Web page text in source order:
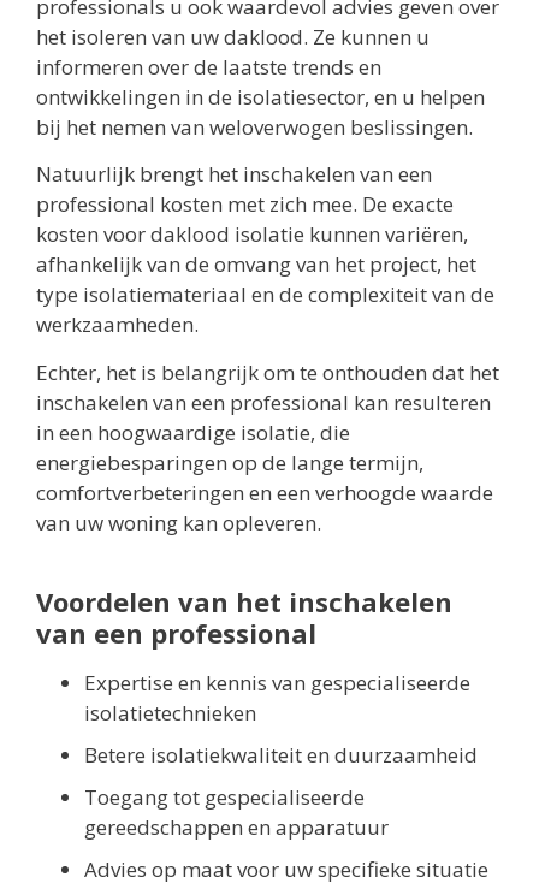
professionals u ook waardevol advies geven over
het isoleren van uw daklood. Ze kunnen u
informeren over de laatste trends en
ontwikkelingen in de isolatiesector, en u helpen
bij het nemen van weloverwogen beslissingen.
Natuurlijk brengt het inschakelen van een
professional kosten met zich mee. De exacte
kosten voor daklood isolatie kunnen variëren,
afhankelijk van de omvang van het project, het
type isolatiemateriaal en de complexiteit van de
werkzaamheden.
Echter, het is belangrijk om te onthouden dat het
inschakelen van een professional kan resulteren
in een hoogwaardige isolatie, die
energiebesparingen op de lange termijn,
comfortverbeteringen en een verhoogde waarde
van uw woning kan opleveren.
Voordelen van het inschakelen
van een professional
Expertise en kennis van gespecialiseerde
isolatietechnieken
Betere isolatiekwaliteit en duurzaamheid
Toegang tot gespecialiseerde
gereedschappen en apparatuur
Advies op maat voor uw specifieke situatie